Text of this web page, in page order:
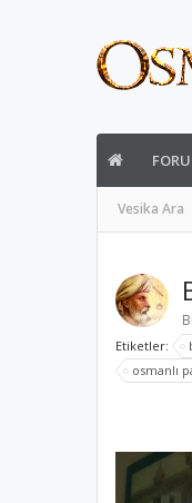
Vesika Ara
Etiketler:
osmanlı